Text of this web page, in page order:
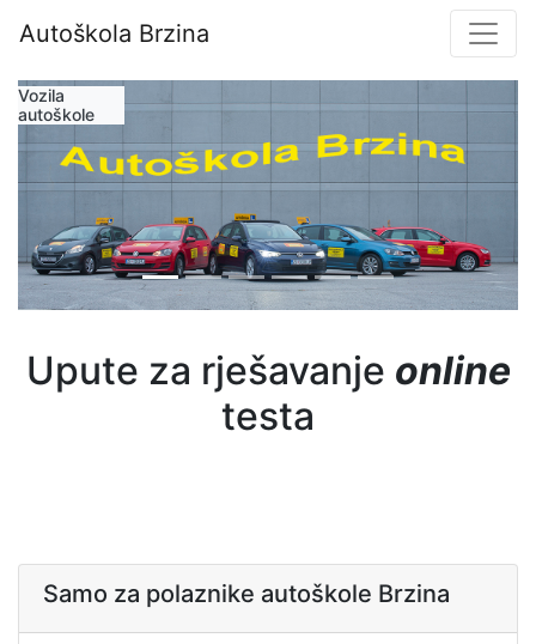
Autoškola Brzina
Vozila
autoškole
Upute za rješavanje online
testa
Samo za polaznike autoškole Brzina